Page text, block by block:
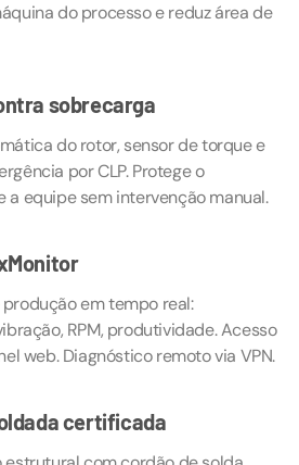
do processo e reduz área de
sobrecarga
do rotor, sensor de torque e
por CLP. Protege o
a equipe sem intervenção manual.
em tempo real:
RPM, produtividade. Acesso
web. Diagnóstico remoto via VPN.
certificada